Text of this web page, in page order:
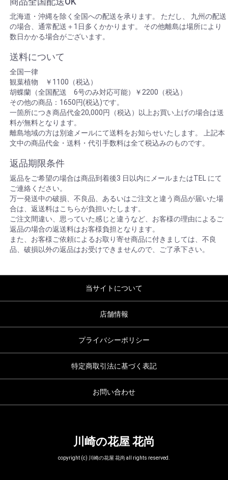
北海道・沖縄を除く全国への配送を承ります。 ただし、 九州の配送
の場合、通常配送＋1日多くかかります。 その他離島は場所により
数日かかる場合がございます。
送料について
全国一律
観葉植物 ￥1100（税込）
胡蝶蘭（全国配送 6号のみ対応可能）￥2200（税込）
その他の商品：1650円(税込)です。
一箇所につき商品代金20,000円（税込）以上お買い上げの場合は送
料が無料となります。
離島地域の方は別途メールにて送料をお知らせいたします。 上記本
文中の商品代金・送料・代引手数料は全て税込みのものです。
返品期限条件
返品をご希望の場合は商品到着後3 日以内にメールまたはTEL にて
ご連絡ください。
万一発送中の破損、不良品、あるいはご注文と違う商品が届いた場
合は、返送料はこちらが負担いたします。
ご注文間違い、思っていた感じと違うなど、お客様の理由によるご
返品の場合の返送料はお客様負担となります。
また、お客様ご依頼によるお取り寄せ商品に付きましては、不良
品、破損以外の返品はお受けできませんので、ご了承下さい。
当サイトについて
店舗情報
プライバシーポリシー
特定商取引法に基づく表記
お問い合わせ
川崎の花屋 花尚
copyright (c) 川崎の花屋 花尚 all rights reserved.